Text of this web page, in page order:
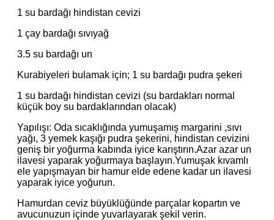
1 su bardağı hindistan cevizi
1 çay bardağı sıvıyağ
3.5 su bardağı un
Kurabiyeleri bulamak için; 1 su bardağı pudra şekeri
1 su bardağı hindistan cevizi (su bardakları normal
küçük boy su bardaklarından olacak)
Yapılışı: Oda sıcaklığında yumuşamış margarini ,sıvı
yağı, 3 yemek kaşığı pudra şekerini, hindistan cevizini
geniş bir yoğurma kabında iyice karıştırın.Azar azar un
ilavesi yaparak yoğurmaya başlayın.Yumuşak kıvamlı
ele yapışmayan bir hamur elde edene kadar un ilavesi
yaparak iyice yoğurun.
Hamurdan ceviz büyüklüğünde parçalar kopartın ve
avucunuzun içinde yuvarlayarak şekil verin.